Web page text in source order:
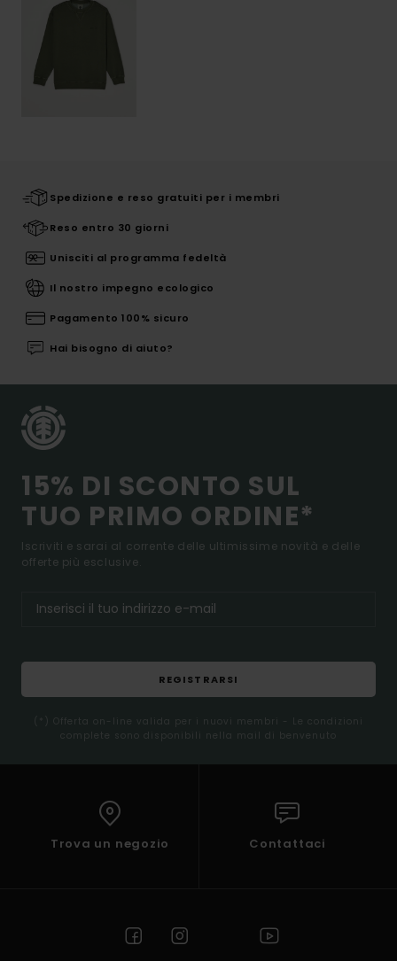
Spedizione e reso gratuiti per i membri
Reso entro 30 giorni
Unisciti al programma fedeltà
Il nostro impegno ecologico
Pagamento 100% sicuro
Hai bisogno di aiuto?
15% DI SCONTO SUL
TUO PRIMO ORDINE*
Iscriviti e sarai al corrente delle ultimissime novità e delle
offerte più esclusive.
REGISTRARSI
(*) Offerta on-line valida per i nuovi membri - Le condizioni
complete sono disponibili nella mail di benvenuto
Trova un negozio Contattaci